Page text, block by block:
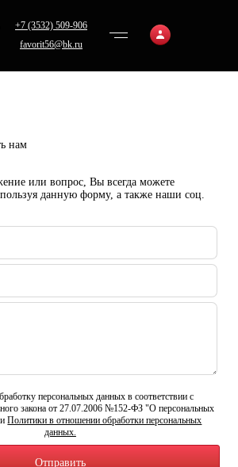
+7 (3532) 509-906
favorit56@bk.ru
нам
или вопрос, Вы всегда можете
данную форму, а также наши соц.
персональных данных в соответствии с
закона от 27.07.2006 №152-ФЗ "О персональных
Политики в отношении обработки персональных
данных.